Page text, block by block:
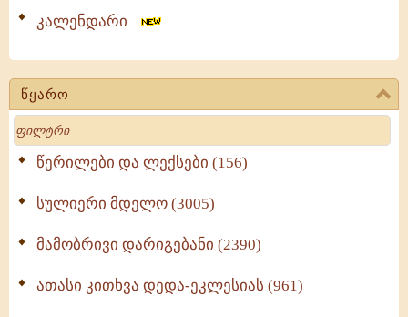
კალენდარი
წყარო
Search
წერილები და ლექსები (156)
სულიერი მდელო (3005)
მამობრივი დარიგებანი (2390)
ათასი კითხვა დედა-ეკლესიას (961)